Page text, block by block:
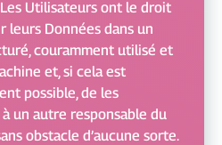
Les Utilisateurs ont le droit
leurs Données dans un
couramment utilisé et
et, si cela est
possible, de les
un autre responsable du
obstacle d’aucune sorte.